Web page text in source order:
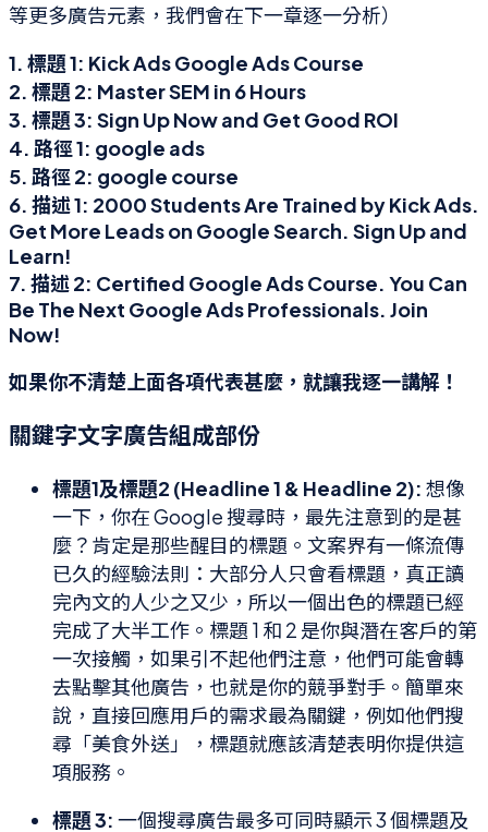
等更多廣告元素，我們會在下一章逐一分析）
1. 標題 1: Kick Ads Google Ads Course
2. 標題 2: Master SEM in 6 Hours
3. 標題 3: Sign Up Now and Get Good ROI
4. 路徑 1: google ads
5. 路徑 2: google course
6. 描述 1: 2000 Students Are Trained by Kick Ads.
Get More Leads on Google Search. Sign Up and
Learn!
7. 描述 2: Certified Google Ads Course. You Can
Be The Next Google Ads Professionals. Join
Now!
如果你不清楚上面各項代表甚麼，就讓我逐一講解！
關鍵字文字廣告組成部份
標題1及標題2 (Headline 1 & Headline 2): 想像
一下，你在 Google 搜尋時，最先注意到的是甚
麼？肯定是那些醒目的標題。文案界有一條流傳
已久的經驗法則：大部分人只會看標題，真正讀
完內文的人少之又少，所以一個出色的標題已經
完成了大半工作。標題 1 和 2 是你與潛在客戶的第
一次接觸，如果引不起他們注意，他們可能會轉
去點擊其他廣告，也就是你的競爭對手。簡單來
說，直接回應用戶的需求最為關鍵，例如他們搜
尋「美食外送」，標題就應該清楚表明你提供這
項服務。
標題 3: 一個搜尋廣告最多可同時顯示 3 個標題及